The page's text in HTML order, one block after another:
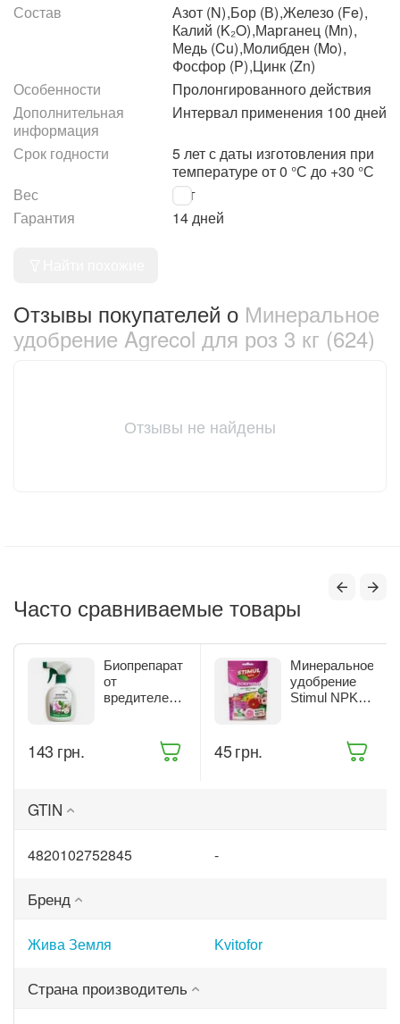
Состав
Азот (N),Бор (В),Железо (Fe),
Калий (K₂O),Марганец (Mn),
Медь (Cu),Молибден (Mo),
Фосфор (P),Цинк (Zn)
Особенности
Пролонгированного действия
Дополнительная
информация
Интервал применения 100 дней
Срок годности
5 лет с даты изготовления при
температуре от 0 °С до +30 °С
Вес
3 кг
Гарантия
14 дней
Отзывы покупателей о Минеральное
удобрение Agrecol для роз 3 кг (624)
Отзывы не найдены
Часто сравниваемые товары
Биопрепарат
от
вредителей
Жива Земля
‍143‍ грн.
Минеральное
удобрение
Stimul NPK
растений 200
‍45‍грн.
GTIN
4820102752845 -
Бренд
Жива Земля Kvitofor
Страна производитель